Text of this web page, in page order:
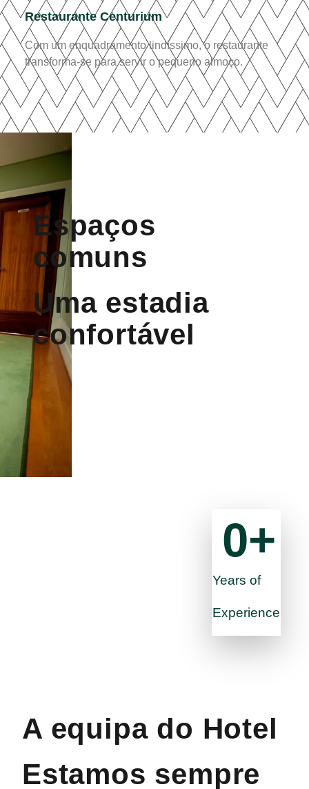
Restaurante Centurium
Com um enquadramento lindíssimo, o restaurante
transforma-se para servir o pequeno almoço.
Espaços
comuns
Uma estadia
confortável
Years of
Experience
0+
A equipa do Hotel
Estamos sempre